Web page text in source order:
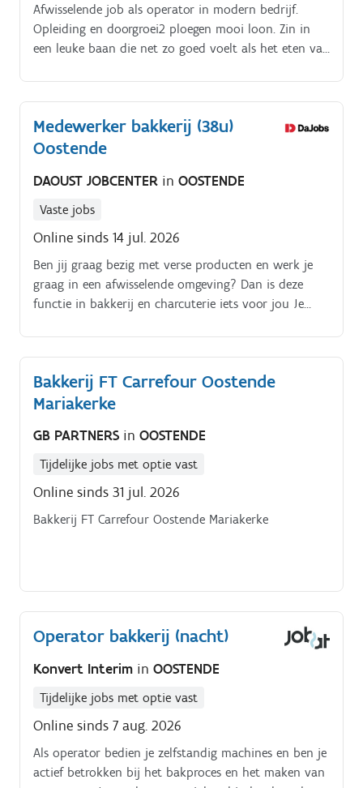
Afwisselende job als operator in modern bedrijf.
Opleiding en doorgroei2 ploegen mooi loon. Zin in
een leuke baan die net zo goed voelt als het eten van
Medewerker bakkerij (38u)
Oostende
DAOUST JOBCENTER in OOSTENDE
Vaste jobs
Online sinds 14 jul. 2026
Ben jij graag bezig met verse producten en werk je
graag in een afwisselende omgeving? Dan is deze
functie in bakkerij en charcuterie iets voor jou Je
patisserie en haalt de producten tijdig uit de oven Je
bereidt verschillende soorten patisserie en zorgt voor
een verzorgde afwerking Je versiert producten na
afkoeling met oog voor detail en kwaliteit Je
gistingsproces nauwkeurig op Je helpt mee bij het
plannen van de productie op basis van bestellingen,
voorraad op, signaleert tekorten en plaatst
bestellingen waar nodig Je zorgt ervoor dat het
wanneer nodig
Bakkerij FT Carrefour Oostende
Mariakerke
GB PARTNERS in OOSTENDE
Tijdelijke jobs met optie vast
Online sinds 31 jul. 2026
Bakkerij FT Carrefour Oostende Mariakerke
Operator bakkerij (nacht)
Konvert Interim in OOSTENDE
Tijdelijke jobs met optie vast
Online sinds 7 aug. 2026
Als operator bedien je zelfstandig machines en ben je
actief betrokken bij het bakproces en het maken van